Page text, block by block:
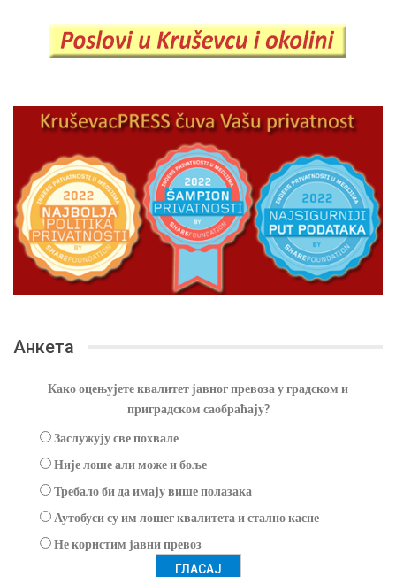
Анкета
Како оцењујете квалитет јавног превоза у градском и
приградском саобраћају?
Заслужују све похвале
Није лоше али може и боље
Требало би да имају више полазака
Аутобуси су им лошег квалитета и стално касне
Не користим јавни превоз